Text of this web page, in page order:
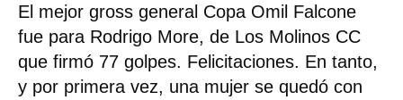
El mejor gross general Copa Omil Falcone
fue para Rodrigo More, de Los Molinos CC
que firmó 77 golpes. Felicitaciones. En tanto,
y por primera vez, una mujer se quedó con